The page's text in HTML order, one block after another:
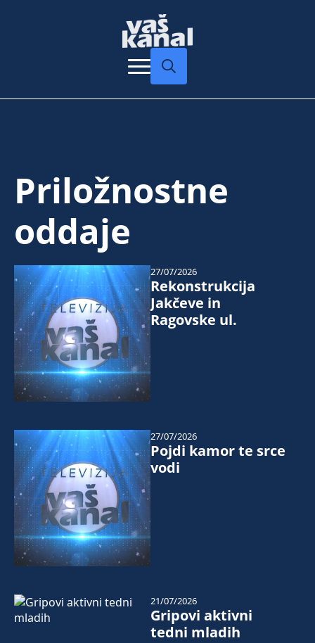
Priložnostne
oddaje
Rekonstrukcija
Jakčeve in
Ragovske ul.
27/07/2026
Pojdi kamor te srce
vodi
27/07/2026
Gripovi aktivni
tedni mladih
21/07/2026